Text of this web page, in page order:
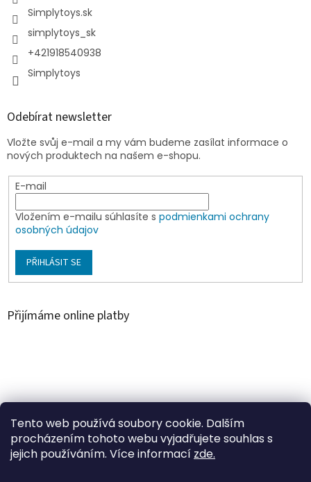
Tento web používá soubory cookie. Dalším
procházením tohoto webu vyjadřujete souhlas s
jejich používáním. Více informací zde.
Simplytoys.sk
simplytoys_sk
+421918540938
Simplytoys
Odebírat newsletter
Vložte svůj e-mail a my vám budeme zasílat informace o
nových produktech na našem e-shopu.
E-mail
Vložením e-mailu súhlasíte s podmienkami ochrany
osobných údajov
PŘIHLÁSIT SE
Přijímáme online platby
Á
r
u
k
e
r